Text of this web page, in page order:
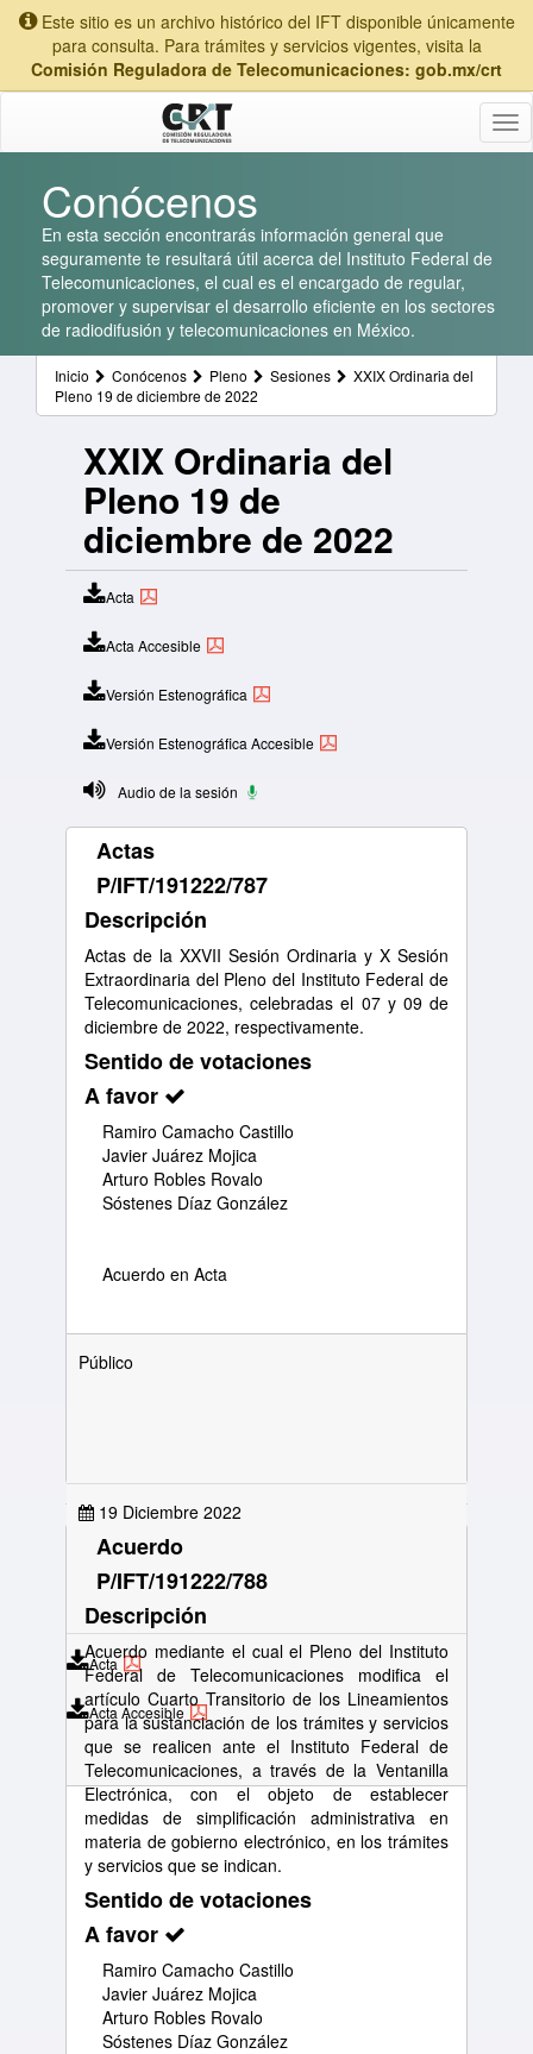
Este sitio es un archivo histórico del IFT disponible únicamente
para consulta. Para trámites y servicios vigentes, visita la
Comisión Reguladora de Telecomunicaciones: gob.mx/crt
Conócenos
En esta sección encontrarás información general que
seguramente te resultará útil acerca del Instituto Federal de
Telecomunicaciones, el cual es el encargado de regular,
promover y supervisar el desarrollo eficiente en los sectores
de radiodifusión y telecomunicaciones en México.
Inicio Conócenos Pleno Sesiones
XXIX Ordinaria del
Pleno 19 de diciembre de 2022
XXIX Ordinaria del
Pleno 19 de
diciembre de 2022
Acta
Acta Accesible
Versión Estenográfica
Versión Estenográfica Accesible
Audio de la sesión
Actas
P/IFT/191222/787
Descripción
Actas de la XXVII Sesión Ordinaria y X Sesión
Extraordinaria del Pleno del Instituto Federal de
Telecomunicaciones, celebradas el 07 y 09 de
diciembre de 2022, respectivamente.
Sentido de votaciones
A favor
Ramiro Camacho Castillo
Javier Juárez Mojica
Arturo Robles Rovalo
Sóstenes Díaz González
Acuerdo en Acta
Público
19 Diciembre 2022
Acta
Acta Accesible
Acuerdo
P/IFT/191222/788
Descripción
Acuerdo mediante el cual el Pleno del Instituto
Federal de Telecomunicaciones modifica el
artículo Cuarto Transitorio de los Lineamientos
para la sustanciación de los trámites y servicios
que se realicen ante el Instituto Federal de
Telecomunicaciones, a través de la Ventanilla
Electrónica, con el objeto de establecer
medidas de simplificación administrativa en
materia de gobierno electrónico, en los trámites
y servicios que se indican.
Sentido de votaciones
A favor
Ramiro Camacho Castillo
Javier Juárez Mojica
Arturo Robles Rovalo
Sóstenes Díaz González